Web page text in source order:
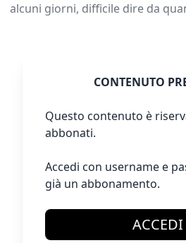
alcuni giorni, difficile dire da
CONTENUTO
Questo contenuto è
abbonati.
Accedi con username e
già un abbonamento.
ACCEDI